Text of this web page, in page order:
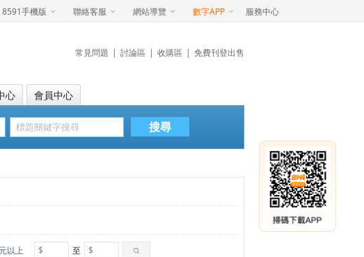
8591手機版 聯絡客服 網站導覽 數字APP 服務中心
常見問題 | 討論區 | 收購區 | 免費刊登出售
心 會員中心
搜尋
以上 至